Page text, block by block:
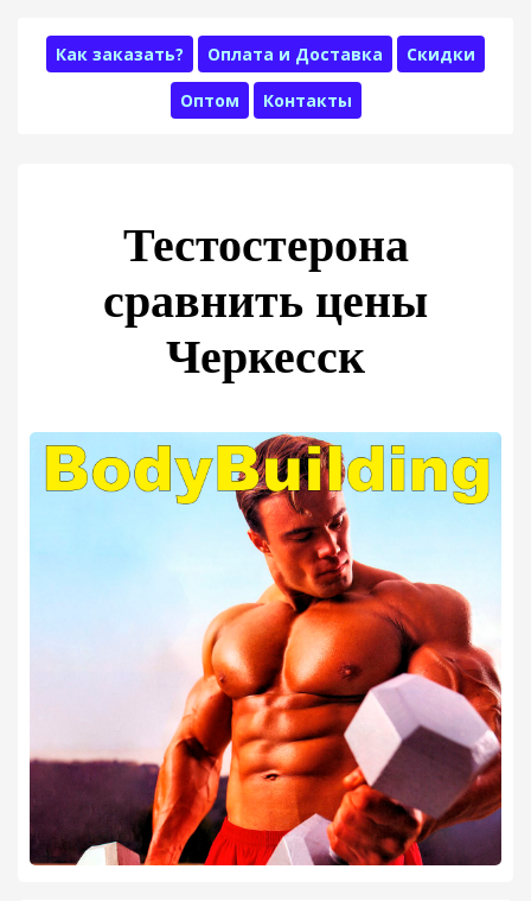
Как заказать? Оплата и Доставка Скидки
Оптом Контакты
Тестостерона
сравнить цены
Черкесск